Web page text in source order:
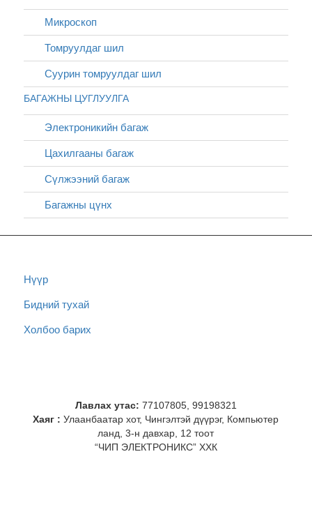
Микроскоп
Томруулдаг шил
Суурин томруулдаг шил
БАГАЖНЫ ЦУГЛУУЛГА
Электроникийн багаж
Цахилгааны багаж
Сүлжээний багаж
Багажны цүнх
Нүүр
Бидний тухай
Холбоо барих
Лавлах утас: 77107805, 99198321
Хаяг : Улаанбаатар хот, Чингэлтэй дүүрэг, Компьютер
ланд, 3-н давхар, 12 тоот
“ЧИП ЭЛЕКТРОНИКС” ХХК